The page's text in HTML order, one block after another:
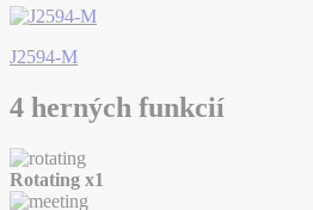
J2594-M
4 herných funkcií
Rotating x1